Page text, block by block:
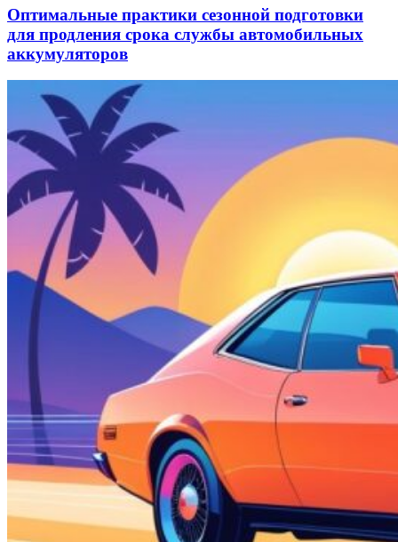
Оптимальные практики сезонной подготовки
для продления срока службы автомобильных
аккумуляторов